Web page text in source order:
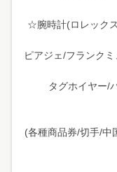
☆腕時計(ロレック
ピアジェ/フランク
タグホイヤー/
(各種商品券/切手/中